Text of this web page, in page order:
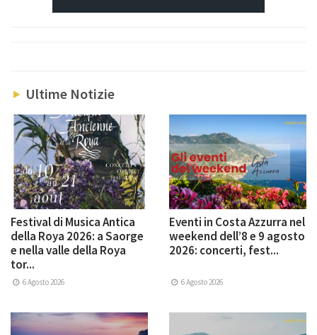
Ultime Notizie
Festival di Musica Antica
della Roya 2026: a Saorge
e nella valle della Roya
tor...
6 Agosto 2026
Eventi in Costa Azzurra nel
weekend dell’8 e 9 agosto
2026: concerti, fest...
6 Agosto 2026